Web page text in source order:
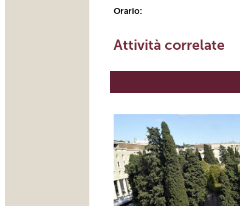
Orario:
Attività correlate